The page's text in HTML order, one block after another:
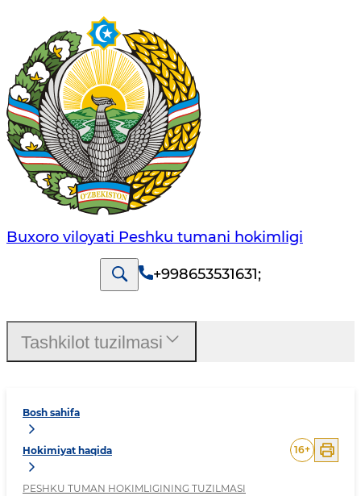
Buxoro viloyati Peshku tumani hokimligi
+998653531631;
Bosh sahifa
Hokimiyat haqida
PESHKU TUMAN HOKIMLIGINING TUZILMASI
16+
Tashkilot tuzilmasi